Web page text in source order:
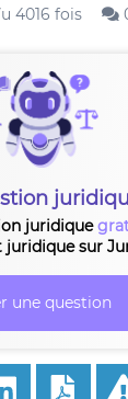
4016 fois
juridique
juridique sur
une question